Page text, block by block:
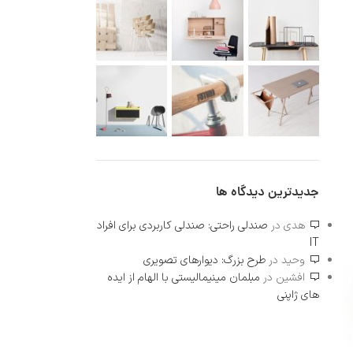
جدیدترین دیدگاه ها
هدیدر صندلی راحتی: صندلی کاربردی برای افراد
IT
وحیددر طرح بزرگ: دیوارهای تصویری
افشین در مبلمان مینیمالیستی با الهام از ایده
های ژاپنی